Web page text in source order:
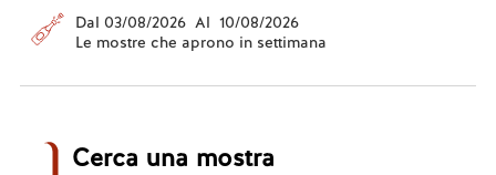
Dal 03/08/2026 Al 10/08/2026
Le mostre che aprono in settimana
Cerca una mostra